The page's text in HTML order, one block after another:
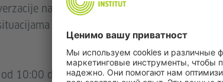
na kojem ćete isključivo pričati!
poput upoznavanja, snalaženja u
10:00 do 11:30 sati u Zoom-u.